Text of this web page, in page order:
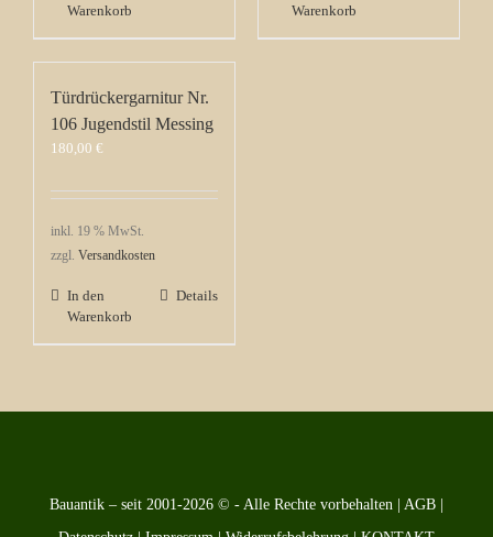
Warenkorb
Warenkorb
Türdrückergarnitur Nr.
106 Jugendstil Messing
180,00 €
inkl. 19 % MwSt.
zzgl. Versandkosten
In den
Warenkorb
Details
Bauantik – seit 2001-2026 © - Alle Rechte vorbehalten | AGB